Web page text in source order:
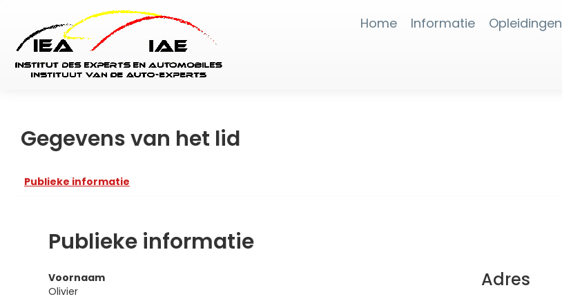
Home Informatie Opleidingen
Gegevens van het lid
Publieke informatie
Publieke informatie
Voornaam
Olivier
Adres